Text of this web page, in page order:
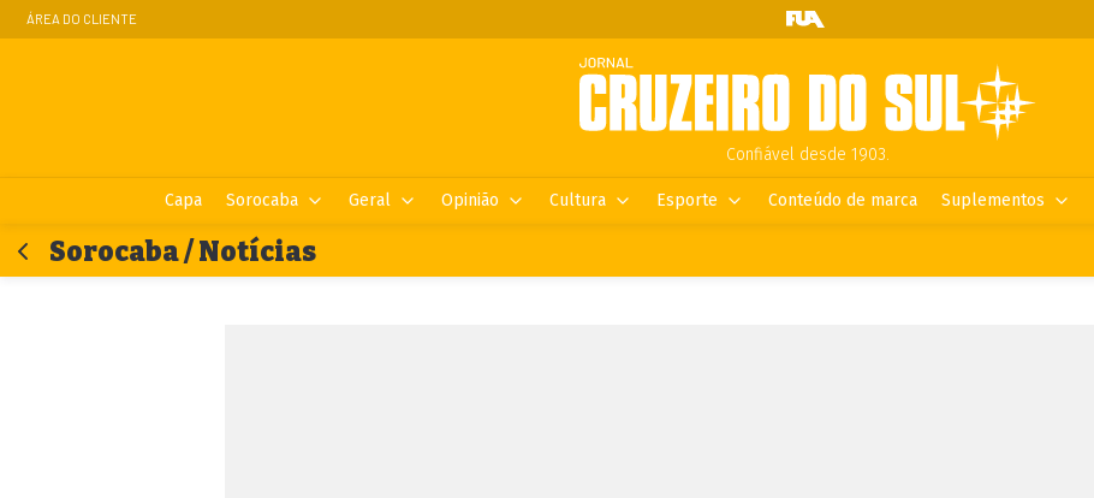
ÁREA DO CLIENTE
Confiável desde 1903.
Capa Sorocaba Geral Opinião Cultura Esporte Conteúdo de marca Suplementos
Sorocaba / Notícias